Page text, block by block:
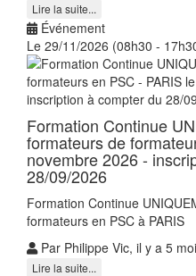
Lire la suite...
Événement
Le 29/11/2026 (08h30 -
Formation Continue
formateurs de
novembre 2026 -
28/09/2026
Formation Continue
formateurs en PSC à PARIS
Par Philippe Vic, il y a 5
Lire la suite...